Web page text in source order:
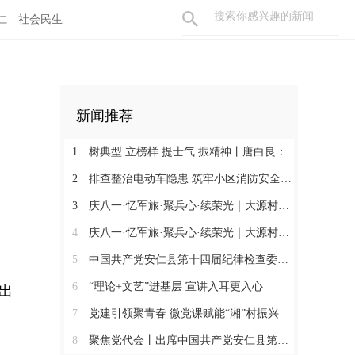
社会民生
新闻推荐
1 树典型 立榜样 提士气 振精神丨唐白良：三十载丹心映党徽 一腔热血暖万家
2 排查整治电动车隐患 筑牢小区消防安全防线
3 庆八一·忆军旅·聚兵心·续荣光｜大源村退役军人共话初心
4 庆八一·忆军旅·聚兵心·续荣光｜大源村退役军人共话初心
5 中国共产党安仁县第十四届纪律检查委员会召开第一次全体会议
6 “理论+文艺”进基层 宣讲入耳更入心
7 党建引领聚青春 微党课赋能“湘”村振兴
8 聚焦党代会丨出席中国共产党安仁县第十四次代表大会的党代表们陆续报到